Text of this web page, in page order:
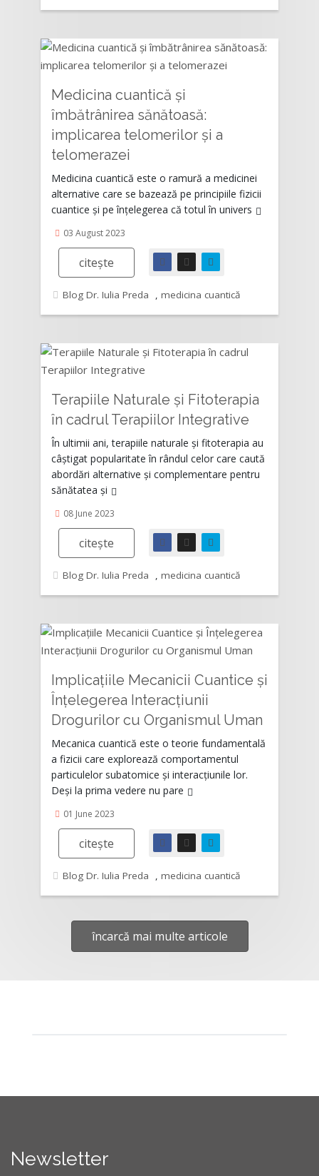
Rating:
Medicina cuantică și
îmbătrânirea sănătoasă:
implicarea telomerilor și a
telomerazei
Medicina cuantică este o ramură a medicinei
alternative care se bazează pe principiile fizicii
cuantice și pe înțelegerea că totul în univers
03 August 2023
citește
Blog Dr. Iulia Preda , medicina cuantică
Terapiile Naturale și Fitoterapia
în cadrul Terapiilor Integrative
În ultimii ani, terapiile naturale și fitoterapia au
câștigat popularitate în rândul celor care caută
abordări alternative și complementare pentru
sănătatea și
08 June 2023
citește
Blog Dr. Iulia Preda , medicina cuantică
Rating:
Implicațiile Mecanicii Cuantice și
Înțelegerea Interacțiunii
Drogurilor cu Organismul Uman
Mecanica cuantică este o teorie fundamentală
a fizicii care explorează comportamentul
particulelor subatomice și interacțiunile lor.
Deși la prima vedere nu pare
01 June 2023
citește
Blog Dr. Iulia Preda , medicina cuantică
încarcă mai multe articole
Newsletter